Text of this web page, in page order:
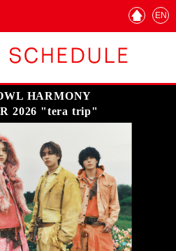
EN
HARMONY
2026 "tera trip"